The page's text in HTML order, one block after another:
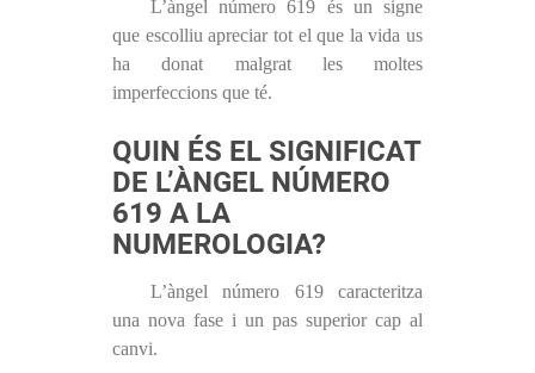
L’àngel número 619 és un signe
que escolliu apreciar tot el que la vida us
ha donat malgrat les moltes
imperfeccions que té.
QUIN ÉS EL SIGNIFICAT
DE L’ÀNGEL NÚMERO
619 A LA
NUMEROLOGIA?
L’àngel número 619 caracteritza
una nova fase i un pas superior cap al
canvi.